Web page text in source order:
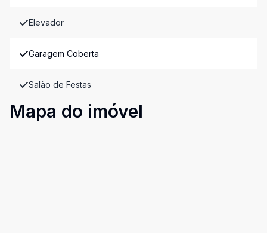
Elevador
Garagem Coberta
Salão de Festas
Mapa do imóvel